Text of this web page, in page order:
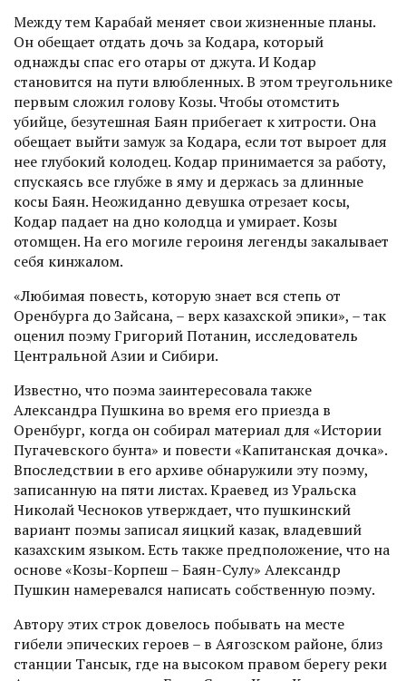
Между тем Карабай меняет свои жизненные планы.
Он обещает отдать дочь за Кодара, который
однажды спас его отары от джута. И Кодар
становится на пути влюбленных. В этом треугольнике
первым сложил голову Козы. Чтобы отомстить
убийце, безутешная Баян прибегает к хитрости. Она
обещает выйти замуж за Кодара, если тот выроет для
нее глубокий колодец. Кодар принимается за работу,
спус­каясь все глубже в яму и держась за длинные
косы Баян. Неожиданно девушка отрезает косы,
Кодар падает на дно колодца и умирает. Козы
отомщен. На его могиле героиня легенды закалывает
себя кинжалом.
«Любимая повесть, которую знает вся степь от
Оренбурга до Зайсана, – верх казахской эпики», – так
оценил поэму Григорий Потанин, исследователь
Цент­ральной Азии и Сибири.
Известно, что поэма заинтересовала также
Александра Пушкина во время его приезда в
Оренбург, когда он собирал материал для «Истории
Пугачевского бунта» и повести «Капитанская дочка».
Впоследствии в его архиве обнаружили эту поэму,
записанную на пяти листах. Краевед из Уральска
Николай Чесноков утверждает, что пушкинский
вариант поэмы записал яицкий казак, владевший
казахским языком. Есть также предположение, что на
основе «Козы-Корпеш – Баян-Сулу» Александр
Пушкин намеревался написать собственную поэму.
Автору этих строк довелось побывать на месте
гибели эпических героев – в Аягозском районе, близ
станции Тансык, где на высоком правом берегу реки